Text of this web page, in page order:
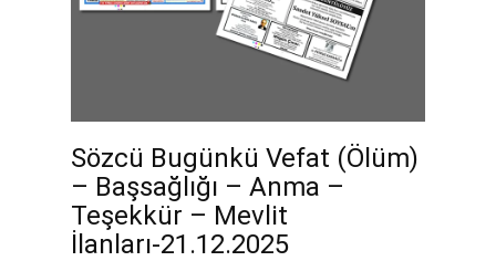
Sözcü Bugünkü Vefat (Ölüm)
– Başsağlığı – Anma –
Teşekkür – Mevlit
İlanları-21.12.2025